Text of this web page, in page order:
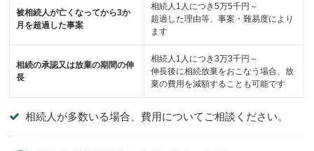
被相続人が亡くなってから3か
月を超過した事案
相続人1人につき5万5千円～
超過した理由等、事案・難易度により
ます
相続の承認又は放棄の期間の伸
長
相続人1人につき3万3千円～
伸長後に相続放棄をおこなう場合、放
棄の費用を減額することも可能です
相続人が多数いる場合、費用についてご相談ください。